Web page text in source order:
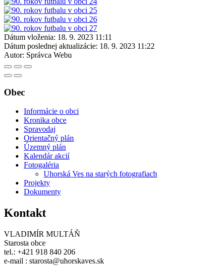
Dátum vloženia: 18. 9. 2023 11:11
Dátum poslednej aktualizácie: 18. 9. 2023 11:22
Autor: Správca Webu
Obec
Informácie o obci
Kronika obce
Spravodaj
Orientačný plán
Územný plán
Kalendár akcií
Fotogaléria
Uhorská Ves na starých fotografiach
Projekty
Dokumenty
Kontakt
VLADIMÍR MULTÁŇ
Starosta obce
tel.: +421 918 840 206
e-mail : starosta@uhorskaves.sk